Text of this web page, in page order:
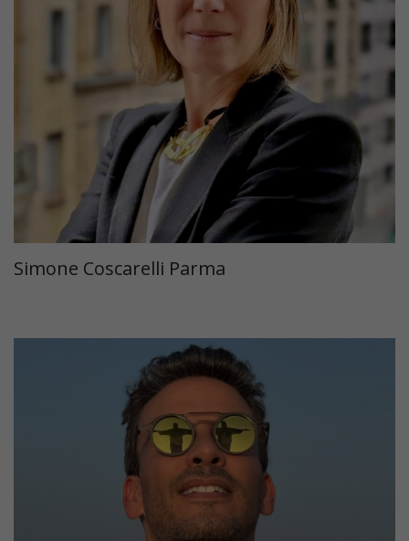
Simone Coscarelli Parma